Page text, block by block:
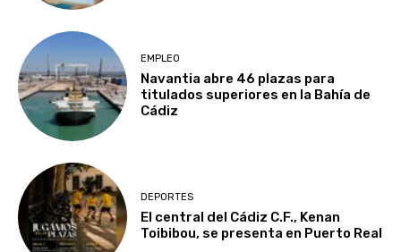
EMPLEO
Navantia abre 46 plazas para
titulados superiores en la Bahía de
Cádiz
DEPORTES
El central del Cádiz C.F., Kenan
Toibibou, se presenta en Puerto Real